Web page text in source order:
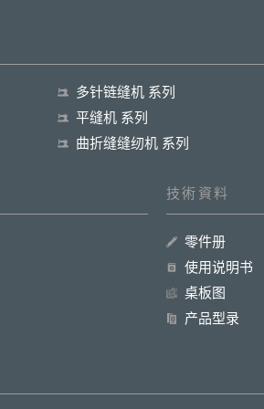
多针链缝机 系列
平缝机 系列
曲折缝缝纫机 系列
技術資料
零件册
使用说明书
桌板图
产品型录